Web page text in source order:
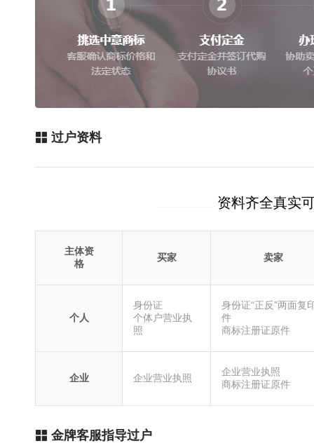
过户资料
资料齐全真实
主体资
格
买家 卖家
个人
身份证
个体户营业执
照
身份证“正反”两面复
件
商标注册证原件
企业 企业营业执照
企业营业执照
商标注册证原件
金牌客服指导过户